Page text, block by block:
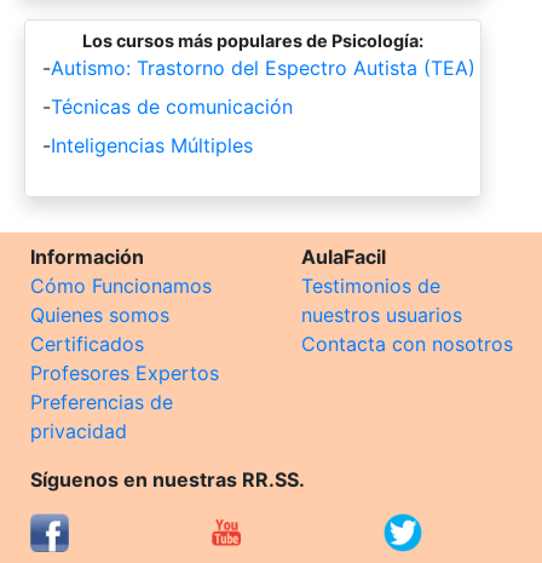
Los cursos más populares de Psicología:
-Autismo: Trastorno del Espectro Autista (TEA)
-Técnicas de comunicación
-Inteligencias Múltiples
Información
Cómo Funcionamos
Quienes somos
Certificados
Profesores Expertos
Preferencias de
privacidad
AulaFacil
Testimonios de
nuestros usuarios
Contacta con nosotros
Síguenos en nuestras RR.SS.